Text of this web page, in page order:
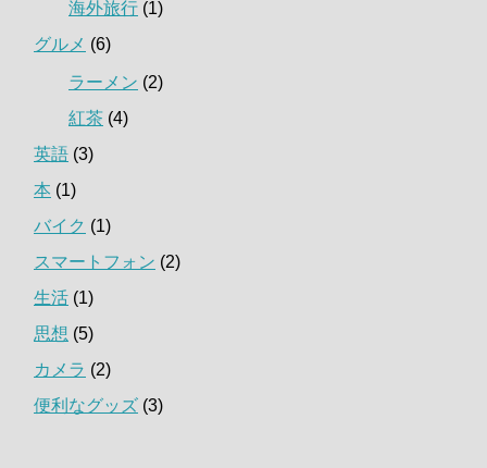
海外旅行 (1)
グルメ (6)
ラーメン (2)
紅茶 (4)
英語 (3)
本 (1)
バイク (1)
スマートフォン (2)
生活 (1)
思想 (5)
カメラ (2)
便利なグッズ (3)